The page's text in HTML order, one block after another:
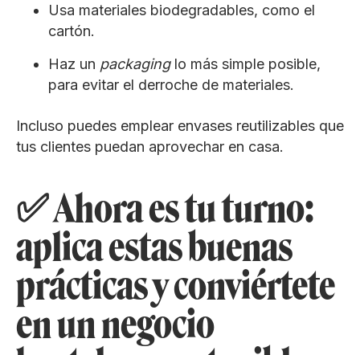
Usa materiales biodegradables, como el
cartón.
Haz un packaging lo más simple posible,
para evitar el derroche de materiales.
Incluso puedes emplear envases reutilizables que
tus clientes puedan aprovechar en casa.
✅ Ahora es tu turno:
aplica estas buenas
prácticas y conviértete
en un negocio